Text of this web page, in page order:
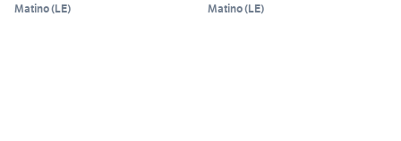
Matino(LE) Matino(LE)